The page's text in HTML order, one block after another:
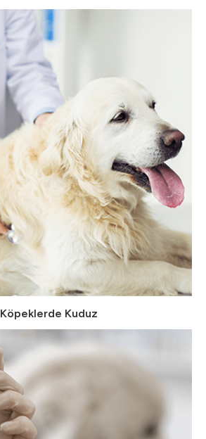
Köpeklerde Kuduz